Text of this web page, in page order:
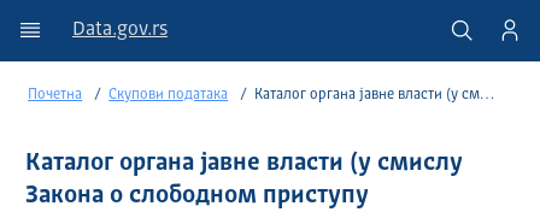
Data.gov.rs
Почетна Скупови података Каталог органа јавне власти (у смислу Закона о слободном приступу информацијама од јавног значаја)
Каталог органа јавне власти (у смислу
Закона о слободном приступу